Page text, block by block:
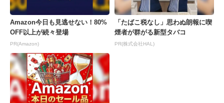
Amazon今日も見逃せない！80%
OFF以上が続々登場
PR(Amazon)
「たばこ税なし」思わぬ朗報に喫
煙者が群がる新型タバコ
PR(株式会社HAL)